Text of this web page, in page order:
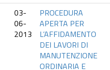
03-
06-
2013
PROCEDURA
APERTA PER
L’AFFIDAMENTO
DEI LAVORI DI
MANUTENZIONE
ORDINARIA E